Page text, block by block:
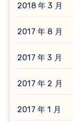
2018 年 3 月
2017 年 8 月
2017 年 3 月
2017 年 2 月
2017 年 1 月